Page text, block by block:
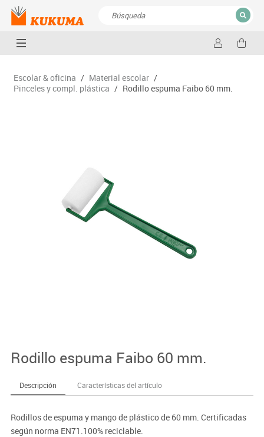
CERRAR
Escolar & oficina / Material escolar /
Pinceles y compl. plástica / Rodillo espuma Faibo 60 mm.
Rodillo espuma Faibo 60 mm.
Descripción Características del artículo
Rodillos de espuma y mango de plástico de 60 mm. Certificadas
según norma EN71.100% reciclable.